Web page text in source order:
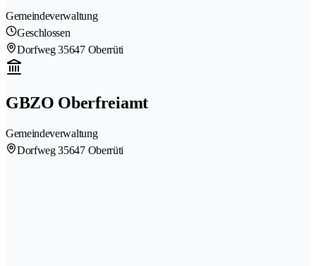
Gemeindeverwaltung
Geschlossen
Dorfweg 35647 Oberrüti
GBZO Oberfreiamt
Gemeindeverwaltung
Dorfweg 35647 Oberrüti